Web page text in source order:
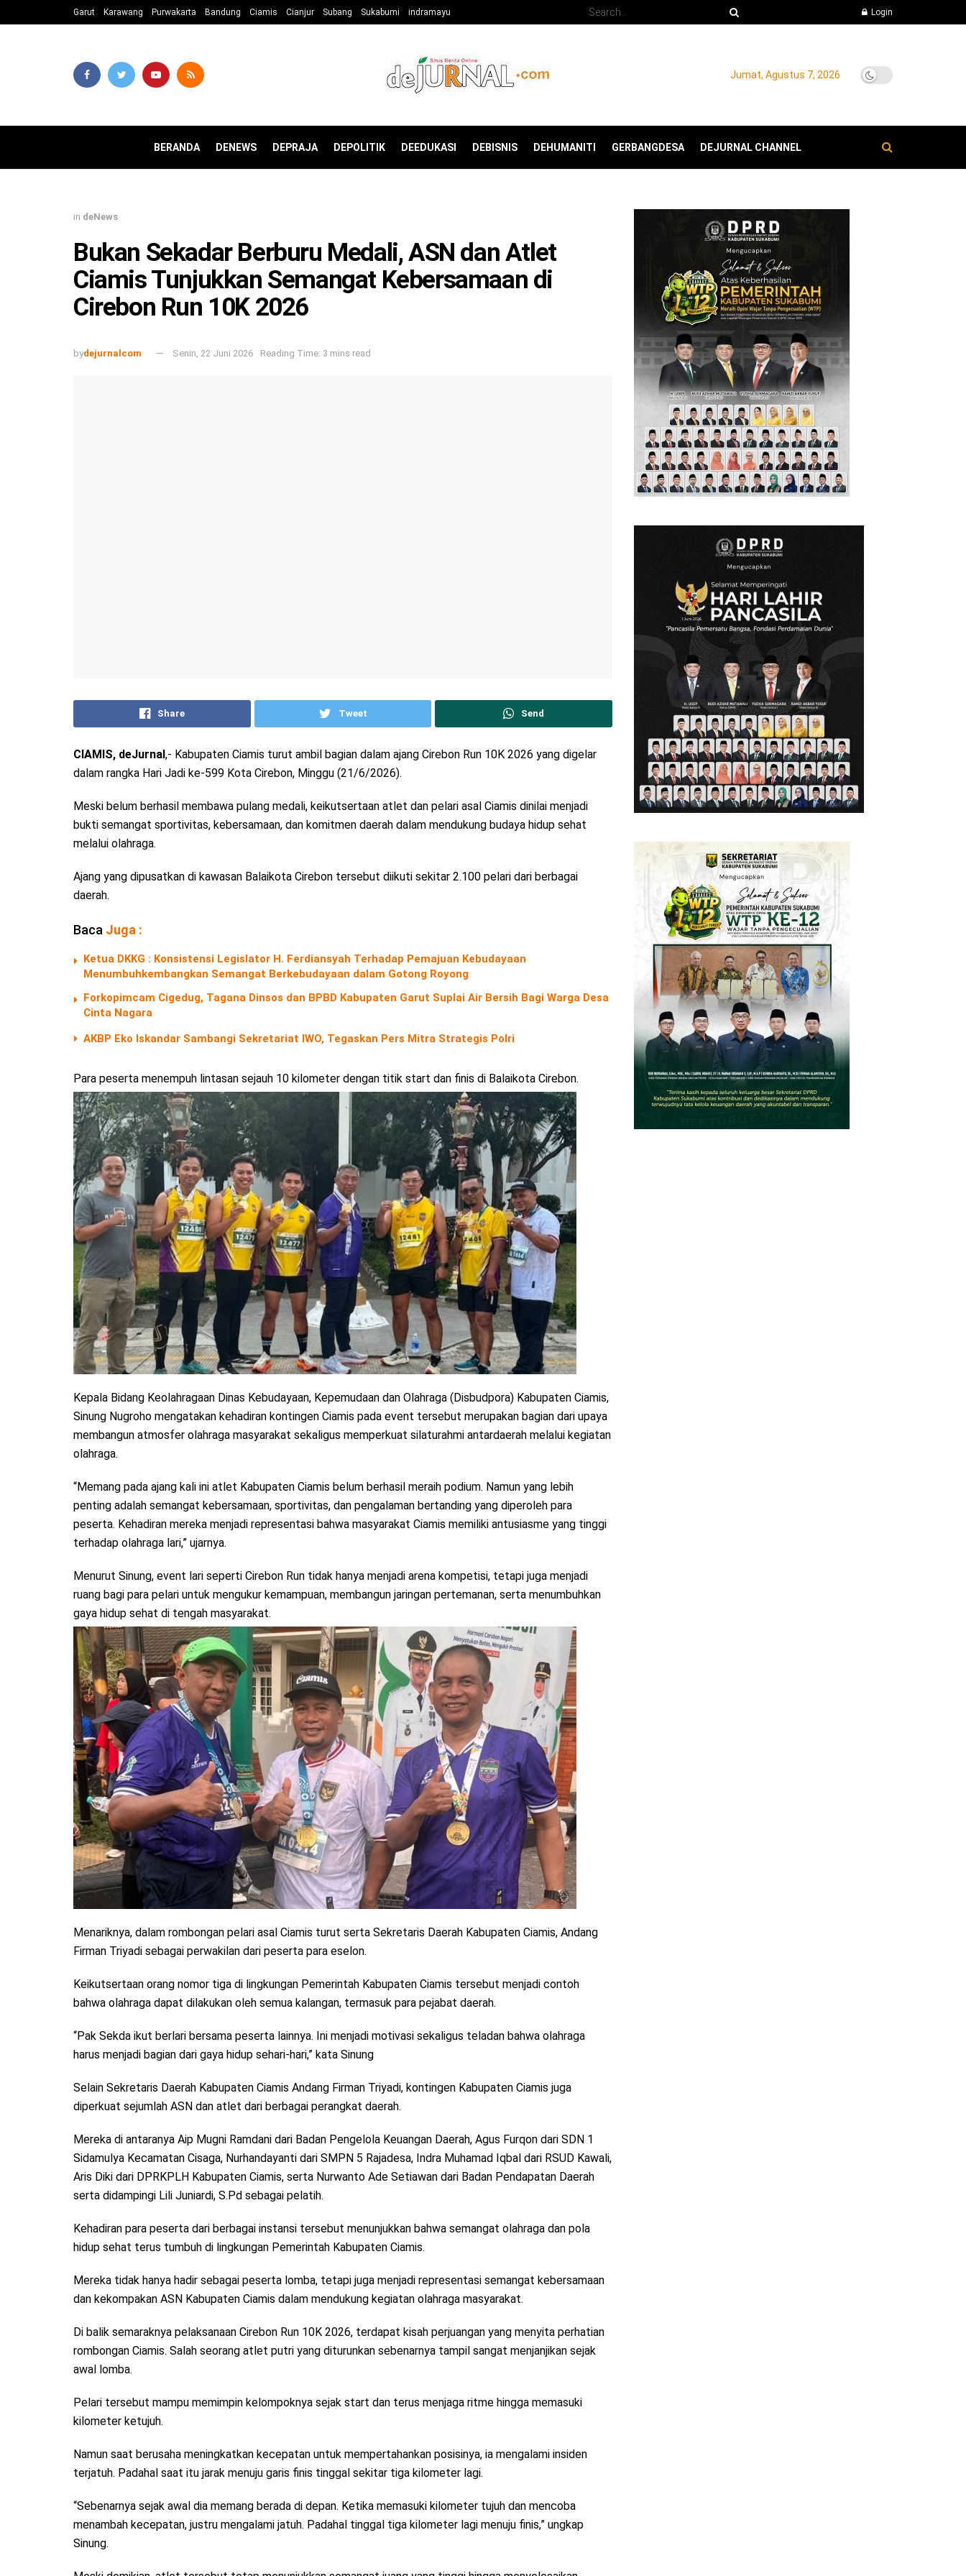
Garut Karawang Purwakarta Bandung Ciamis Cianjur Subang Sukabumi indramayu Login
Jumat, Agustus 7, 2026
BERANDA DENEWS DEPRAJA DEPOLITIK DEEDUKASI DEBISNIS DEHUMANITI GERBANGDESA DEJURNAL CHANNEL
in deNews
Bukan Sekadar Berburu Medali, ASN dan Atlet
Ciamis Tunjukkan Semangat Kebersamaan di
Cirebon Run 10K 2026
bydejurnalcom Senin, 22 Juni 2026 Reading Time: 3 mins read
Share Tweet Send
CIAMIS, deJurnal,- Kabupaten Ciamis turut ambil bagian dalam ajang Cirebon Run 10K 2026 yang digelar
dalam rangka Hari Jadi ke-599 Kota Cirebon, Minggu (21/6/2026).
Meski belum berhasil membawa pulang medali, keikutsertaan atlet dan pelari asal Ciamis dinilai menjadi
bukti semangat sportivitas, kebersamaan, dan komitmen daerah dalam mendukung budaya hidup sehat
melalui olahraga.
Ajang yang dipusatkan di kawasan Balaikota Cirebon tersebut diikuti sekitar 2.100 pelari dari berbagai
daerah.
Baca Juga :
Ketua DKKG : Konsistensi Legislator H. Ferdiansyah Terhadap Pemajuan Kebudayaan
Menumbuhkembangkan Semangat Berkebudayaan dalam Gotong Royong
Forkopimcam Cigedug, Tagana Dinsos dan BPBD Kabupaten Garut Suplai Air Bersih Bagi Warga Desa
Cinta Nagara
AKBP Eko Iskandar Sambangi Sekretariat IWO, Tegaskan Pers Mitra Strategis Polri
Para peserta menempuh lintasan sejauh 10 kilometer dengan titik start dan finis di Balaikota Cirebon.
Kepala Bidang Keolahragaan Dinas Kebudayaan, Kepemudaan dan Olahraga (Disbudpora) Kabupaten Ciamis,
Sinung Nugroho mengatakan kehadiran kontingen Ciamis pada event tersebut merupakan bagian dari upaya
membangun atmosfer olahraga masyarakat sekaligus memperkuat silaturahmi antardaerah melalui kegiatan
olahraga.
“Memang pada ajang kali ini atlet Kabupaten Ciamis belum berhasil meraih podium. Namun yang lebih
penting adalah semangat kebersamaan, sportivitas, dan pengalaman bertanding yang diperoleh para
peserta. Kehadiran mereka menjadi representasi bahwa masyarakat Ciamis memiliki antusiasme yang tinggi
terhadap olahraga lari,” ujarnya.
Menurut Sinung, event lari seperti Cirebon Run tidak hanya menjadi arena kompetisi, tetapi juga menjadi
ruang bagi para pelari untuk mengukur kemampuan, membangun jaringan pertemanan, serta menumbuhkan
gaya hidup sehat di tengah masyarakat.
Menariknya, dalam rombongan pelari asal Ciamis turut serta Sekretaris Daerah Kabupaten Ciamis, Andang
Firman Triyadi sebagai perwakilan dari peserta para eselon.
Keikutsertaan orang nomor tiga di lingkungan Pemerintah Kabupaten Ciamis tersebut menjadi contoh
bahwa olahraga dapat dilakukan oleh semua kalangan, termasuk para pejabat daerah.
“Pak Sekda ikut berlari bersama peserta lainnya. Ini menjadi motivasi sekaligus teladan bahwa olahraga
harus menjadi bagian dari gaya hidup sehari-hari,” kata Sinung
Selain Sekretaris Daerah Kabupaten Ciamis Andang Firman Triyadi, kontingen Kabupaten Ciamis juga
diperkuat sejumlah ASN dan atlet dari berbagai perangkat daerah.
Mereka di antaranya Aip Mugni Ramdani dari Badan Pengelola Keuangan Daerah, Agus Furqon dari SDN 1
Sidamulya Kecamatan Cisaga, Nurhandayanti dari SMPN 5 Rajadesa, Indra Muhamad Iqbal dari RSUD Kawali,
Aris Diki dari DPRKPLH Kabupaten Ciamis, serta Nurwanto Ade Setiawan dari Badan Pendapatan Daerah
serta didampingi Lili Juniardi, S.Pd sebagai pelatih.
Kehadiran para peserta dari berbagai instansi tersebut menunjukkan bahwa semangat olahraga dan pola
hidup sehat terus tumbuh di lingkungan Pemerintah Kabupaten Ciamis.
Mereka tidak hanya hadir sebagai peserta lomba, tetapi juga menjadi representasi semangat kebersamaan
dan kekompakan ASN Kabupaten Ciamis dalam mendukung kegiatan olahraga masyarakat.
Di balik semaraknya pelaksanaan Cirebon Run 10K 2026, terdapat kisah perjuangan yang menyita perhatian
rombongan Ciamis. Salah seorang atlet putri yang diturunkan sebenarnya tampil sangat menjanjikan sejak
awal lomba.
Pelari tersebut mampu memimpin kelompoknya sejak start dan terus menjaga ritme hingga memasuki
kilometer ketujuh.
Namun saat berusaha meningkatkan kecepatan untuk mempertahankan posisinya, ia mengalami insiden
terjatuh. Padahal saat itu jarak menuju garis finis tinggal sekitar tiga kilometer lagi.
“Sebenarnya sejak awal dia memang berada di depan. Ketika memasuki kilometer tujuh dan mencoba
menambah kecepatan, justru mengalami jatuh. Padahal tinggal tiga kilometer lagi menuju finis,” ungkap
Sinung.